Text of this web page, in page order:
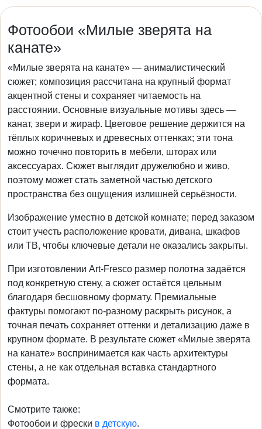
Фотообои «Милые зверята на
канате»
«Милые зверята на канате» — анималистический
сюжет; композиция рассчитана на крупный формат
акцентной стены и сохраняет читаемость на
расстоянии. Основные визуальные мотивы здесь —
канат, звери и жираф. Цветовое решение держится на
тёплых коричневых и древесных оттенках; эти тона
можно точечно повторить в мебели, шторах или
аксессуарах. Сюжет выглядит дружелюбно и живо,
поэтому может стать заметной частью детского
пространства без ощущения излишней серьёзности.
Изображение уместно в детской комнате; перед заказом
стоит учесть расположение кровати, дивана, шкафов
или ТВ, чтобы ключевые детали не оказались закрыты.
При изготовлении Art-Fresco размер полотна задаётся
под конкретную стену, а сюжет остаётся цельным
благодаря бесшовному формату. Премиальные
фактуры помогают по-разному раскрыть рисунок, а
точная печать сохраняет оттенки и детализацию даже в
крупном формате. В результате сюжет «Милые зверята
на канате» воспринимается как часть архитектуры
стены, а не как отдельная вставка стандартного
формата.
Смотрите также:
Фотообои и фрески в детскую.